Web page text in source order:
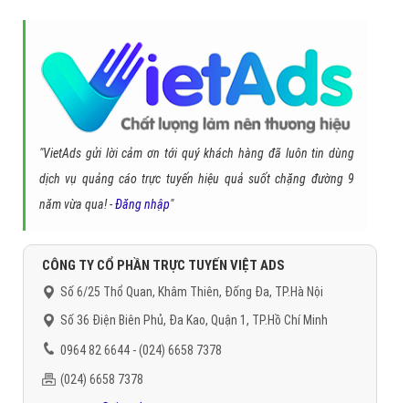
Quay lại danh mục
Chủ đề liên quan: Domain & Hosting giá rẻ Domain & Hosting gia
Domain là gì Hosting là gì Domain free Hosting free
Gọi CSKH
Đặt câu hỏi
Báo giá dịch vụ
Đặt lịch hẹn